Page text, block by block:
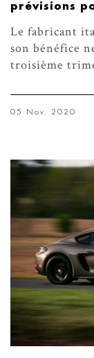
prévisions
Le fabricant
son bénéfice
troisième
05 Nov. 2020